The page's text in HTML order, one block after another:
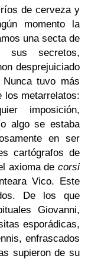
de cerveza y
momento la
una secta de
sus secretos,
desprejuiciado
tuvo más
los metarrelatos:
imposición,
algo se estaba
en ser
cartógrafos de
axioma de corsi
Vico. Este
De los que
Giovanni,
esporádicas,
enfrascados
supieron de su